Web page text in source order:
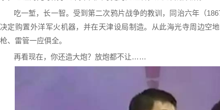
吃一堑，长一智。受到第二次鸦片战争的教训，同治六年（
决定购置外洋军火机器，并在天津设局制造。从此海光寺周边空
枪、雷管一应俱全。
再看现在，你还造大炮？放炮都不让……